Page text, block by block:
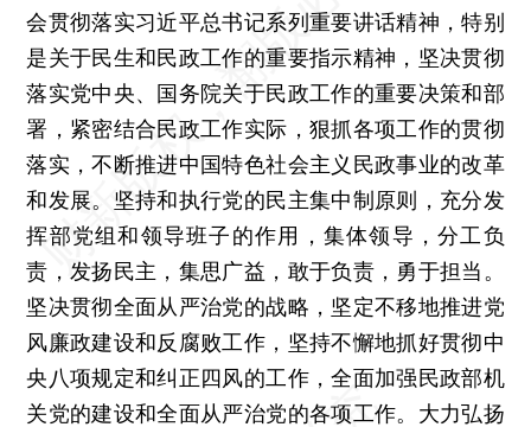
会贯彻落实习近平总书记系列重要讲话精神，特别
是关于民生和民政工作的重要指示精神，坚决贯彻
落实党中央、国务院关于民政工作的重要决策和部
署，紧密结合民政工作实际，狠抓各项工作的贯彻
落实，不断推进中国特色社会主义民政事业的改革
和发展。坚持和执行党的民主集中制原则，充分发
挥部党组和领导班子的作用，集体领导，分工负
责，发扬民主，集思广益，敢于负责，勇于担当。
坚决贯彻全面从严治党的战略，坚定不移地推进党
风廉政建设和反腐败工作，坚持不懈地抓好贯彻中
央八项规定和纠正四风的工作，全面加强民政部机
关党的建设和全面从严治党的各项工作。大力弘扬